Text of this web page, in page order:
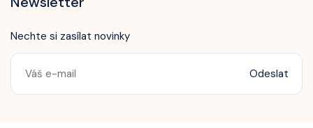
Zavolejte nám!
+420 603 172 604
Nechte si zasílat novinky
Odeslat